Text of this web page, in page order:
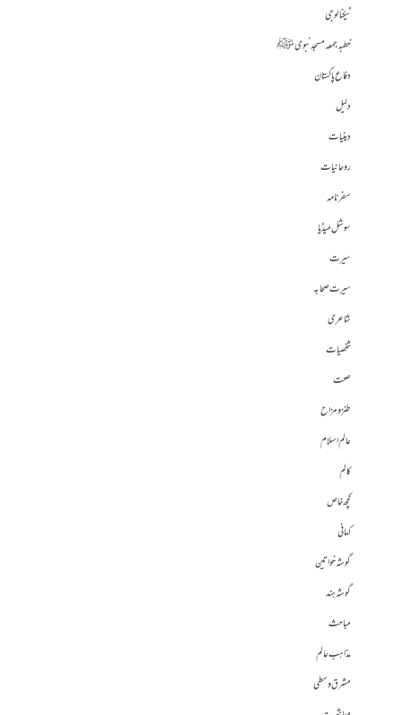
ٹیکنالوجی
خطبہ جمعہ مسجد نبوی ﷺ
دفاع پاکستان
دلیل
دینیات
روحانیات
سفرنامہ
سوشل میڈیا
سیرت
سیرت صحابہ
شاعری
شخصیات
صحت
طنز و مزاح
عالم اسلام
کالم
کچھ خاص
کہانی
گوشہ خواتین
گوشہ ہند
مباحث
مذاہب عالم
مشرق وسطی